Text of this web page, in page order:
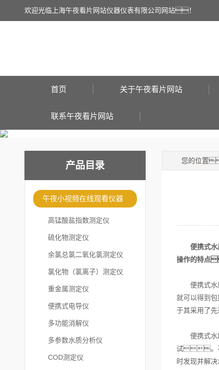
欢迎光临上海午夜看片网站仪器仪表有限公司网站！
首页 关于午夜看片网站
联系午夜看片网站
产品目录
午夜小视频在线观看仪器
高锰酸盐指数测定仪
硫化物测定仪
余氯总氯二氧化氯测定仪
氯化物（氯离子）测定仪
重金属测定仪
便携式电导仪
多功能消解仪
多参数水质分析仪
COD测定仪
您的位置
便携式
操作的特点
便携式水
就可以得到
于其采用了
便携式水质
试。
时发现并解